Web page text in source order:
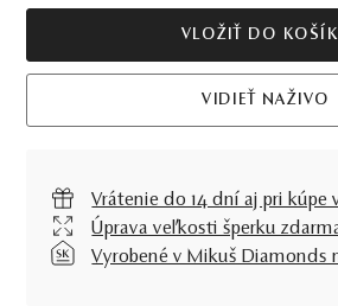
VLOŽIŤ DO
VIDIEŤ NAŽIVO
Vrátenie do 14 dní aj pri kúpe
Úprava veľkosti šperku
Vyrobené v Mikuš Diamonds